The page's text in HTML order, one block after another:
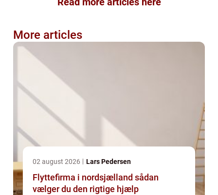
More articles
02 august 2026 Lars Pedersen
Flyttefirma i nordsjælland sådan
vælger du den rigtige hjælp